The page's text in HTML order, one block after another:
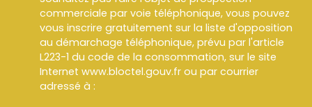
commerciale par voie téléphonique, vous pouvez
vous inscrire gratuitement sur la liste d'opposition
au démarchage téléphonique, prévu par l'article
L223-1 du code de la consommation, sur le site
Internet www.bloctel.gouv.fr ou par courrier
adressé à :